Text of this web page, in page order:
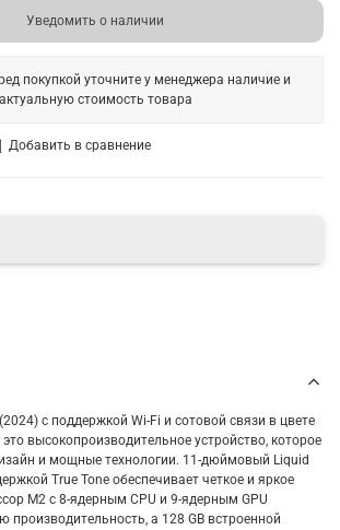
Добавить в сравнение
Уведомить о наличии
покупкой уточните у менеджера наличие и
актуальную стоимость товара
с поддержкой Wi-Fi и сотовой связи в цвете
высокопроизводительное устройство, которое
и мощные технологии. 11-дюймовый Liquid
True Tone обеспечивает четкое и яркое
M2 с 8-ядерным CPU и 9-ядерным GPU
производительность, а 128 GB встроенной